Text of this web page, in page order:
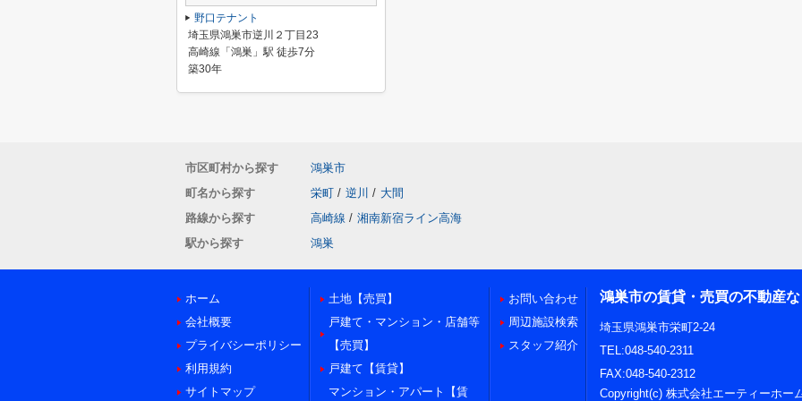
野口テナント
埼玉県鴻巣市逆川２丁目23
高崎線「鴻巣」駅 徒歩7分
築30年
市区町村から探す
鴻巣市
町名から探す
栄町 / 逆川 / 大間
路線から探す
高崎線 / 湘南新宿ライン高海
駅から探す
鴻巣
ホーム
会社概要
プライバシーポリシー
利用規約
サイトマップ
土地【売買】
戸建て・マンション・店舗等
【売買】
戸建て【賃貸】
マンション・アパート【賃
お問い合わせ
周辺施設検索
スタッフ紹介
鴻巣市の賃貸・売買の不動産
埼玉県鴻巣市栄町2-24
TEL:048-540-2311
FAX:048-540-2312
Copyright(c) 株式会社エーティーホー